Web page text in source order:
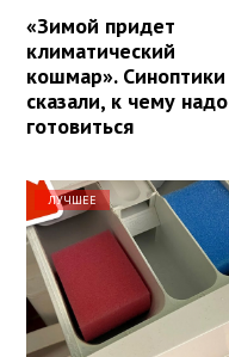
«Зимой придет
климатический
кошмар». Синоптики
сказали, к чему надо
готовиться
ЛУЧШЕЕ